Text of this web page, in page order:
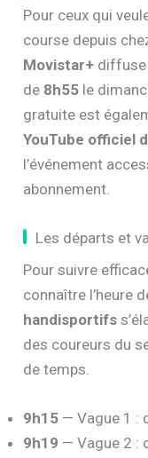
Pour ceux qui
course depuis
Movistar+ diffuse
de 8h55 le
gratuite est
YouTube officiel
l’événement
abonnement.
Les départs et
Pour suivre
connaître l’heure
handisportifs
des coureurs du
de temps.
9h15 — Vague 1 :
9h19 — Vague 2 :